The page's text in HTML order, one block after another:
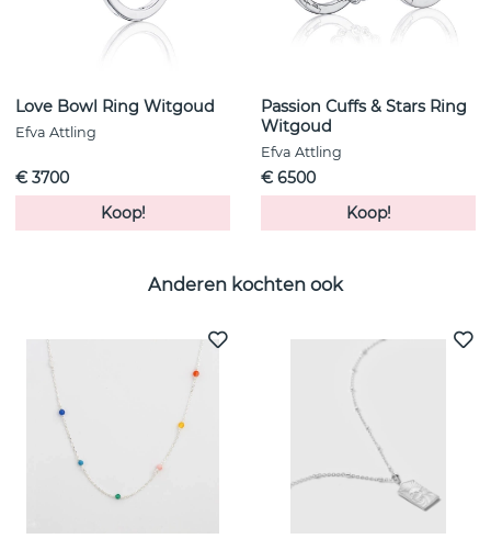
Love Bowl Ring Witgoud
Efva Attling
€ 3700
Koop!
Passion Cuffs & Stars Ring
Witgoud
Efva Attling
€ 6500
Koop!
Anderen kochten ook